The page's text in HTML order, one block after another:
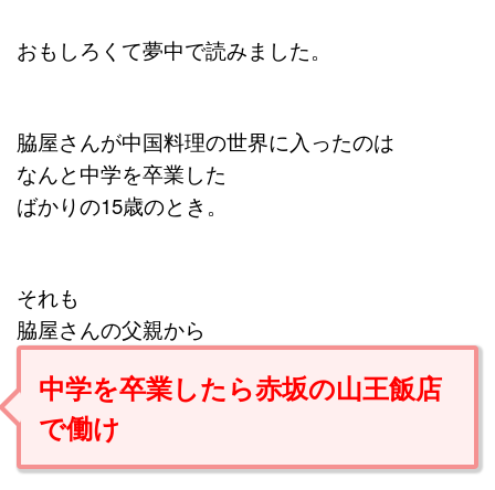
おもしろくて夢中で読みました。
脇屋さんが中国料理の世界に入ったのは
なんと中学を卒業した
ばかりの15歳のとき。
それも
脇屋さんの父親から
中学を卒業したら赤坂の山王飯店
で働け